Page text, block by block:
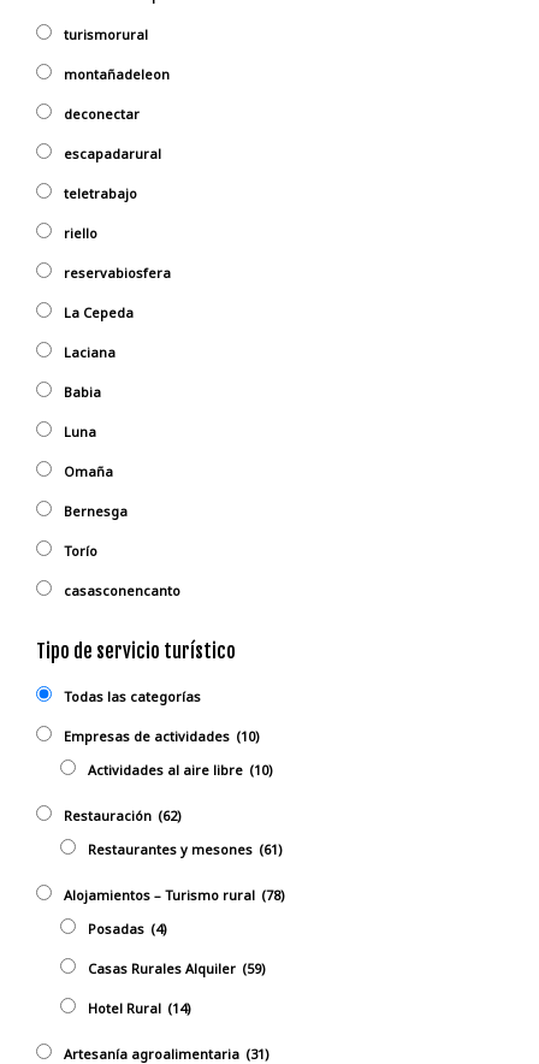
turismorural
montañadeleon
deconectar
escapadarural
teletrabajo
riello
reservabiosfera
La Cepeda
Laciana
Babia
Luna
Omaña
Bernesga
Torío
casasconencanto
Tipo de servicio turístico
Todas las categorías
Empresas de actividades (10)
Actividades al aire libre (10)
Restauración (62)
Restaurantes y mesones (61)
Alojamientos – Turismo rural (78)
Posadas (4)
Casas Rurales Alquiler (59)
Hotel Rural (14)
Artesanía agroalimentaria (31)